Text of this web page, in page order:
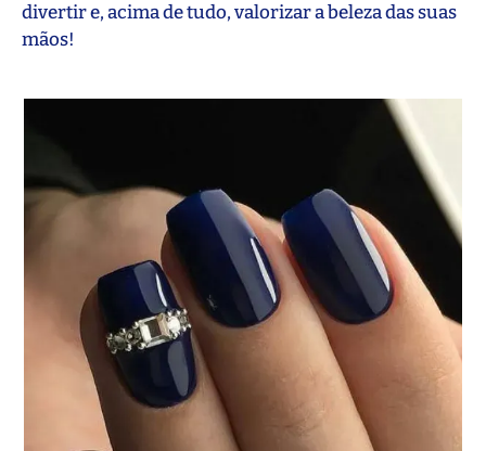
divertir e, acima de tudo, valorizar a beleza das suas
mãos!